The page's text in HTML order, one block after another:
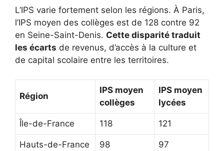
L’IPS varie fortement selon les régions. À Paris,
l’IPS moyen des collèges est de 128 contre 92
en Seine-Saint-Denis. Cette disparité traduit
les écarts de revenus, d’accès à la culture et
de capital scolaire entre les territoires.
Région
IPS moyen
collèges
IPS moyen
lycées
Île-de-France 118 121
Hauts-de-France 98 97